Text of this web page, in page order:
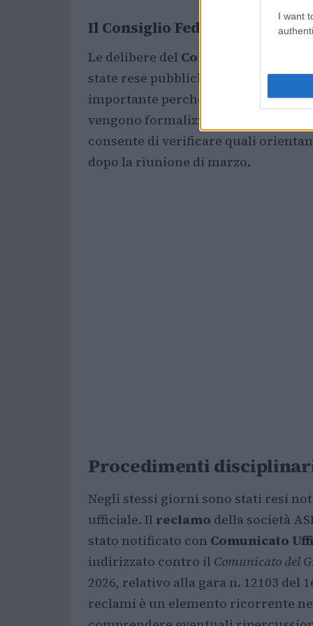
I want
Il Consiglio Federale di
Le delibere del Consiglio Federale
state rese pubbliche con
data di
importante perché molte decisioni
vengono formalizzate in quella
consente di verificare quali
dopo la riunione di marzo.
Procedimenti
Negli stessi giorni sono stati resi
ufficiale. Il reclamo della società
stato notificato con Comunicato
indirizzato contro il Comunicato del
2026, relativo alla gara n. 12103 del
reclami è un elemento ricorrente